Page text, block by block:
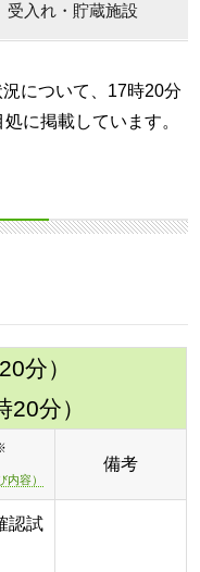
受入れ・貯蔵施設
について、17時20分
に掲載しています。
分）
分）
内容）
備考
認試